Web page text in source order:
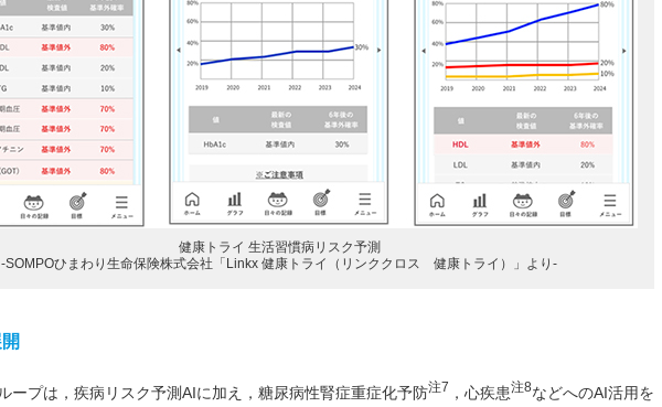
健康トライ 生活習慣病リスク予測
-SOMPOひまわり生命保険株式会社「Linkx 健康トライ（リンククロス 健康トライ）」より-
ープは，疾病リスク予測AIに加え，糖尿病性腎症重症化予防注7 ，心疾患注8などへのAI活用を